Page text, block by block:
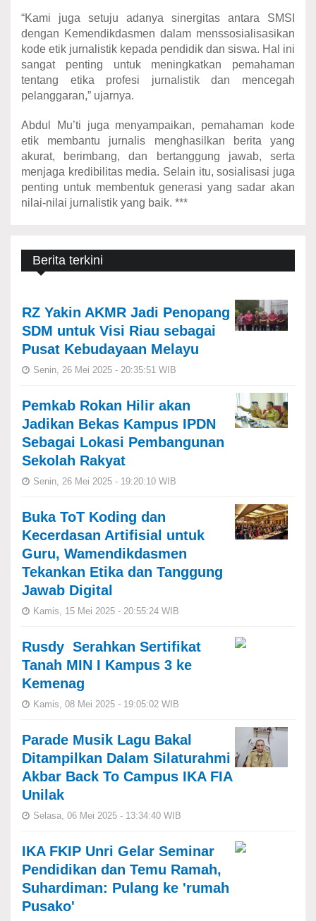
“Kami juga setuju adanya sinergitas antara SMSI
dengan Kemendikdasmen dalam menssosialisasikan
kode etik jurnalistik kepada pendidik dan siswa. Hal ini
sangat penting untuk meningkatkan pemahaman
tentang etika profesi jurnalistik dan mencegah
pelanggaran,” ujarnya.
Abdul Mu’ti juga menyampaikan, pemahaman kode
etik membantu jurnalis menghasilkan berita yang
akurat, berimbang, dan bertanggung jawab, serta
menjaga kredibilitas media. Selain itu, sosialisasi juga
penting untuk membentuk generasi yang sadar akan
nilai-nilai jurnalistik yang baik. ***
Berita terkini
RZ Yakin AKMR Jadi Penopang
SDM untuk Visi Riau sebagai
Pusat Kebudayaan Melayu
Senin, 26 Mei 2025 - 20:35:51 WIB
Pemkab Rokan Hilir akan
Jadikan Bekas Kampus IPDN
Sebagai Lokasi Pembangunan
Sekolah Rakyat
Senin, 26 Mei 2025 - 19:20:10 WIB
Buka ToT Koding dan
Kecerdasan Artifisial untuk
Guru, Wamendikdasmen
Tekankan Etika dan Tanggung
Jawab Digital
Kamis, 15 Mei 2025 - 20:55:24 WIB
Rusdy Serahkan Sertifikat
Tanah MIN I Kampus 3 ke
Kemenag
Kamis, 08 Mei 2025 - 19:05:02 WIB
Parade Musik Lagu Bakal
Ditampilkan Dalam Silaturahmi
Akbar Back To Campus IKA FIA
Unilak
Selasa, 06 Mei 2025 - 13:34:40 WIB
IKA FKIP Unri Gelar Seminar
Pendidikan dan Temu Ramah,
Suhardiman: Pulang ke 'rumah
Pusako'